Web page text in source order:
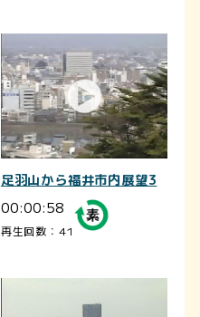
足羽山から福井市内展望3
00:00:58
再生回数：41